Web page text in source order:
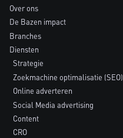
Over ons
De Bazen impact
Branches
Diensten
Strategie
Zoekmachine optimalisatie (SEO)
Online adverteren
Social Media advertising
Content
CRO